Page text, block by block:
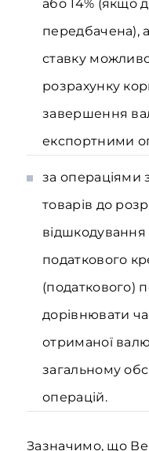
або 14% (якщо
передбачена),
ставку
розрахунку
завершення
експортними
за операціями
товарів до
відшкодування
податкового
(податкового)
дорівнювати
отриманої
загальному
операцій.
Зазначимо, що